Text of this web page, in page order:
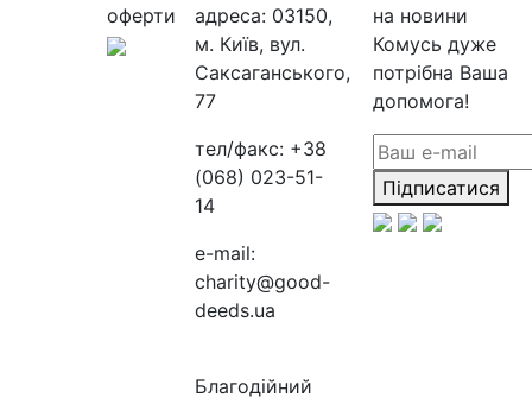
оферти
адреса: 03150,
м. Київ, вул.
Саксаганського,
77
тел/факс: +38
(068) 023-51-
14
e-mail:
charity@good-
deeds.ua
Благодійний
на новини
Комусь дуже
потрібна Ваша
допомога!
Підписатися